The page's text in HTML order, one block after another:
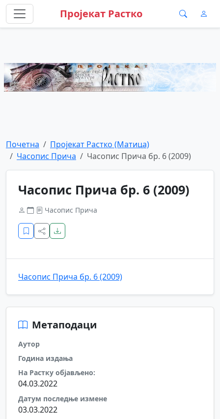
Пројекат Растко
Почетна
Пројекат Растко (Матица)
Часопис Прича
Часопис Прича бр. 6 (2009)
Часопис Прича бр. 6 (2009)
Часопис Прича
Часопис Прича бр. 6 (2009)
Метаподаци
Аутор
Година издања
На Растку објављено:
04.03.2022
Датум последње измене
03.03.2022